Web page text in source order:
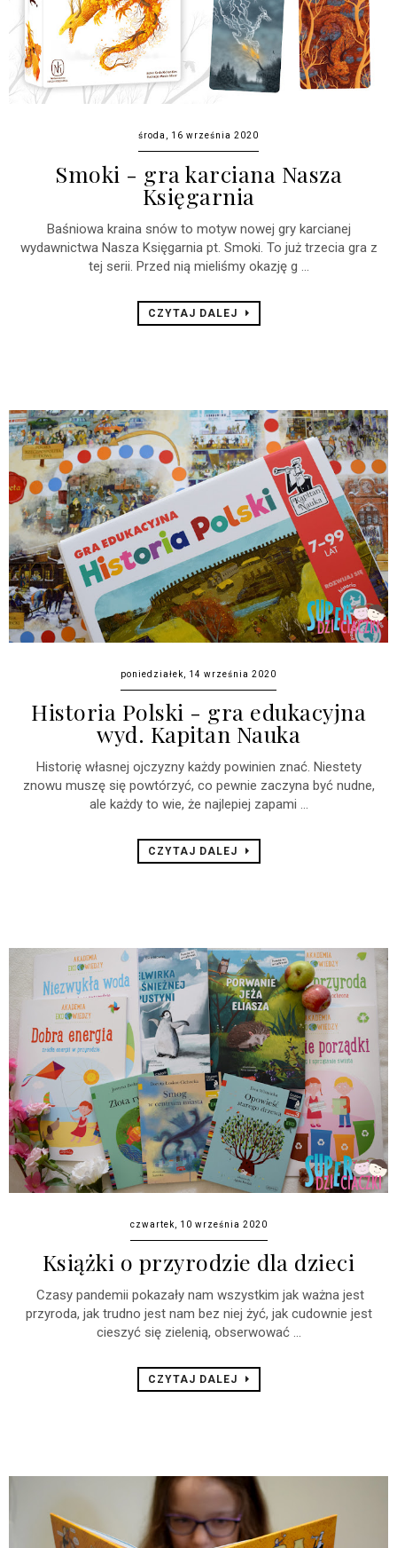
środa, 16 września 2020
Smoki - gra karciana Nasza
Księgarnia
Baśniowa kraina snów to motyw nowej gry karcianej
wydawnictwa Nasza Księgarnia pt. Smoki. To już trzecia gra z
tej serii. Przed nią mieliśmy okazję g ...
CZYTAJ DALEJ
poniedziałek, 14 września 2020
Historia Polski - gra edukacyjna
wyd. Kapitan Nauka
Historię własnej ojczyzny każdy powinien znać. Niestety
znowu muszę się powtórzyć, co pewnie zaczyna być nudne,
ale każdy to wie, że najlepiej zapami ...
CZYTAJ DALEJ
czwartek, 10 września 2020
Książki o przyrodzie dla dzieci
Czasy pandemii pokazały nam wszystkim jak ważna jest
przyroda, jak trudno jest nam bez niej żyć, jak cudownie jest
cieszyć się zielenią, obserwować ...
CZYTAJ DALEJ